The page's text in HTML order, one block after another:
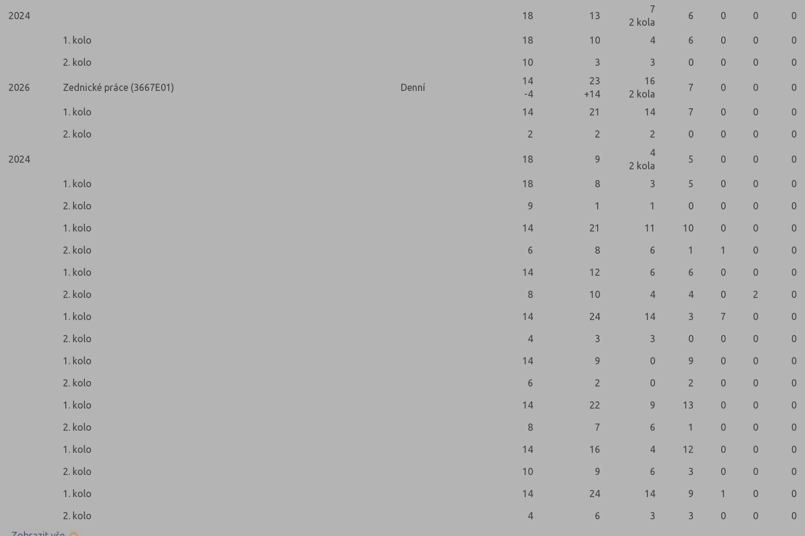
2024 18 13
7
2 kola
6 0 0 0
1. kolo 18 10 4 6 0 0 0
2. kolo 10 3 3 0 0 0 0
2026 Zednické práce (3667E01) Denní
14
-4
23
+14
16
2 kola
7 0 0 0
1. kolo 14 21 14 7 0 0 0
2. kolo 2 2 2 0 0 0 0
2024 18 9
4
2 kola
5 0 0 0
1. kolo 18 8 3 5 0 0 0
2. kolo 9 1 1 0 0 0 0
1. kolo 14 21 11 10 0 0 0
2. kolo 6 8 6 1 1 0 0
1. kolo 14 12 6 6 0 0 0
2. kolo 8 10 4 4 0 2 0
1. kolo 14 24 14 3 7 0 0
2. kolo 4 3 3 0 0 0 0
1. kolo 14 9 0 9 0 0 0
2. kolo 6 2 0 2 0 0 0
1. kolo 14 22 9 13 0 0 0
2. kolo 8 7 6 1 0 0 0
1. kolo 14 16 4 12 0 0 0
2. kolo 10 9 6 3 0 0 0
1. kolo 14 24 14 9 1 0 0
2. kolo 4 6 3 3 0 0
0